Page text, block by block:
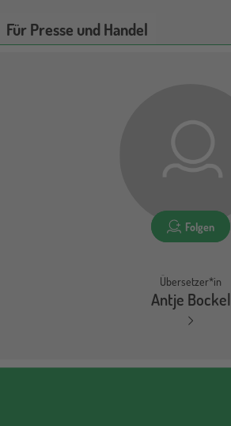
Für Presse und Handel
Folgen
Übersetzer*in
Antje Bockel